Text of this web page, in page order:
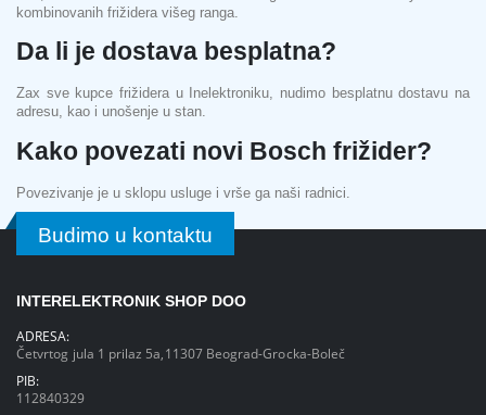
kombinovanih frižidera višeg ranga.
Da li je dostava besplatna?
Zax sve kupce frižidera u Inelektroniku, nudimo besplatnu dostavu na
adresu, kao i unošenje u stan.
Kako povezati novi Bosch frižider?
Povezivanje je u sklopu usluge i vrše ga naši radnici.
Budimo u kontaktu
INTERELEKTRONIK SHOP DOO
ADRESA:
Četvrtog jula 1 prilaz 5a,11307 Beograd-Grocka-Boleč
PIB:
112840329